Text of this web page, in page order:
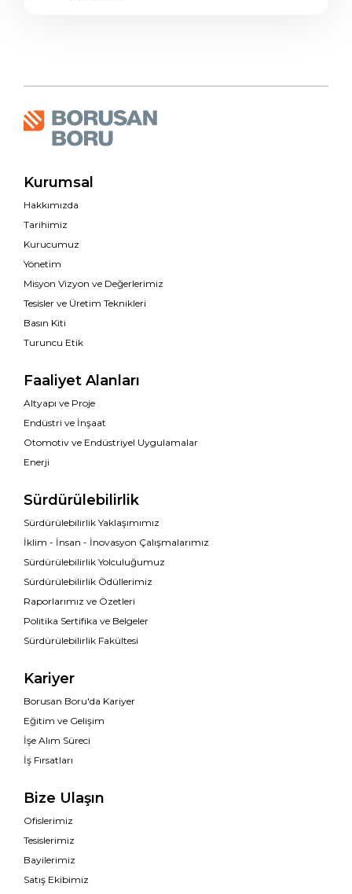
Kurumsal
Hakkımızda
Tarihimiz
Kurucumuz
Yönetim
Misyon Vizyon ve Değerlerimiz
Tesisler ve Üretim Teknikleri
Basın Kiti
Turuncu Etik
Faaliyet Alanları
Altyapı ve Proje
Endüstri ve İnşaat
Otomotiv ve Endüstriyel Uygulamalar
Enerji
Sürdürülebilirlik
Sürdürülebilirlik Yaklaşımımız
İklim - İnsan - İnovasyon Çalışmalarımız
Sürdürülebilirlik Yolculuğumuz
Sürdürülebilirlik Ödüllerimiz
Raporlarımız ve Özetleri
Politika Sertifika ve Belgeler
Sürdürülebilirlik Fakültesi
Kariyer
Borusan Boru'da Kariyer
Eğitim ve Gelişim
İşe Alım Süreci
İş Fırsatları
Bize Ulaşın
Ofislerimiz
Tesislerimiz
Bayilerimiz
Satış Ekibimiz